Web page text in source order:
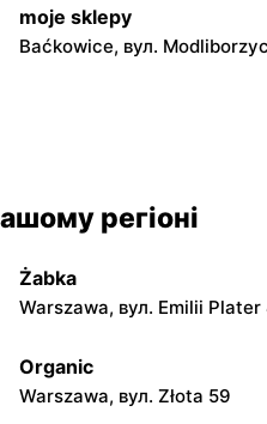
moje sklepy
Baćkowice, вул.
Jeżowe, вул. Zalesie 77
moje sklepy
Gumniska, вул. Gumniska
moje sklepy
Jarosław, вул. Pełkińska 147
регіоні
Żabka
Warszawa, вул. Emilii Plater
Organic
Warszawa, вул. Złota 59